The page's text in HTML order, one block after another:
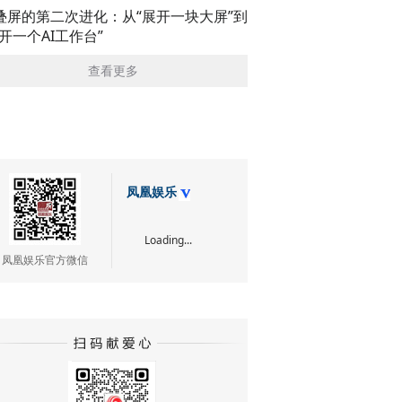
屏的第二次进化：从“展开一块大屏”到
一个AI工作台”
查看更多
凤凰娱乐官方微信
凤凰娱乐
Loading...